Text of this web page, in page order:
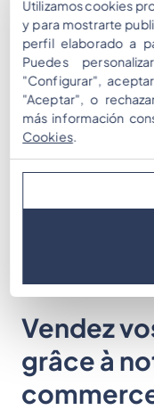
Vendez
grâce à
Utilizamos cookies
y para mostrarte
perfil elaborado a
Puedes
"Configurar",
"Aceptar", o
más información
Cookies.